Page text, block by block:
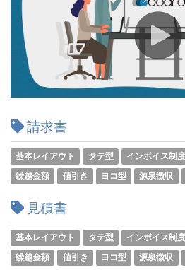
請求書
基本レイアウト タテ型
インボイス制
繰越金額
値引き ヨコ型 源泉徴収
見積書
基本レイアウト タテ型
インボイス制
繰越金額
値引き ヨコ型 源泉徴収